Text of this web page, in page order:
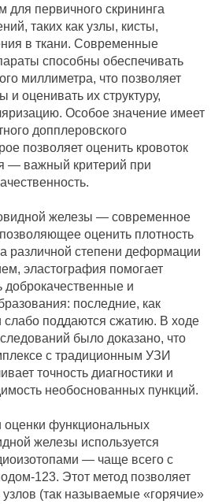
для первичного скрининга
таких как узлы, кисты,
в ткани. Современные
способны обеспечивать
миллиметра, что позволяет
и оценивать их структуру,
Особое значение имеет
допплеровского
позволяет оценить кровоток
— важный критерий при
железы — современное
оценить плотность
различной степени деформации
эластография помогает
и
последние, как
слабо поддаются сжатию. В ходе
было доказано, что
с традиционным УЗИ
точность диагностики и
необоснованных пункций.
оценки функциональных
железы используется
— чаще всего с
123. Этот метод позволяет
узлов (так называемые «горячие»